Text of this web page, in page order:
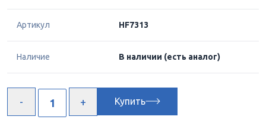
Артикул HF7313
Наличие В наличии (есть аналог)
Купить